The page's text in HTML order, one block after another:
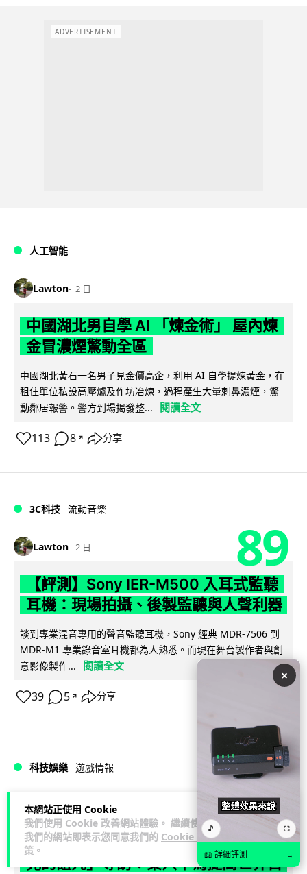
本網站正使用 Cookie
我們使用 Cookie 改善網站體驗。 繼續使用
我們的網站即表示您同意我們的 Cookie 政
策 。
ADVERTISEMENT
人工智能
Lawton 2 日
中國湖北男自學 AI 「煉金術」 屋內煉
金冒濃煙驚動全區
中國湖北黃石一名男子見金價高企，利用 AI 自學提煉黃金，在
租住單位私設高壓爐及作坊冶煉，過程產生大量刺鼻濃煙，驚
動鄰居報警。警方到場揭發整...
閱讀全文
113 8 ↗ 分享
3C科技 流動音樂
Lawton 2 日 89
【評測】Sony IER-M500 入耳式監聽
耳機：現場拍攝、後製監聽與人聲利器
談到專業混音專用的聲音監聽耳機，Sony 經典 MDR-7506 到
MDR-M1 專業錄音室耳機都為人熟悉。而現在舞台製作者與創
意影像製作...
閱讀全文
39 5 ↗ 分享
科技娛樂 遊戲情報
天恩 2 日
《魔獸世界：至暗之夜》12.1 「烏拉特
克的詛咒」專訪：巢穴不為提高世界首
×
🎵 ⛶
📖 詳細評測 →